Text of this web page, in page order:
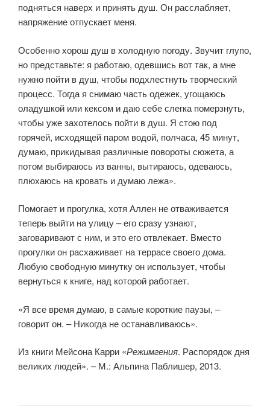
подняться наверх и принять душ. Он расслабляет,
напряжение отпускает меня.
Особенно хорош душ в холодную погоду. Звучит глупо,
но представьте: я работаю, одевшись вот так, а мне
нужно пойти в душ, чтобы подхлестнуть творческий
процесс. Тогда я снимаю часть одежек, угощаюсь
оладушкой или кексом и даю себе слегка померзнуть,
чтобы уже захотелось пойти в душ. Я стою под
горячей, исходящей паром водой, полчаса, 45 минут,
думаю, прикидывая различные повороты сюжета, а
потом выбираюсь из ванны, вытираюсь, одеваюсь,
плюхаюсь на кровать и думаю лежа».
Помогает и прогулка, хотя Аллен не отваживается
теперь выйти на улицу – его сразу узнают,
заговаривают с ним, и это его отвлекает. Вместо
прогулки он расхаживает на террасе своего дома.
Любую свободную минутку он использует, чтобы
вернуться к книге, над которой работает.
«Я все время думаю, в самые короткие паузы, –
говорит он. – Никогда не останавливаюсь».
Из книги Мейсона Карри «Режимгения. Распорядок дня
великих людей». – М.: Альпина Паблишер, 2013.